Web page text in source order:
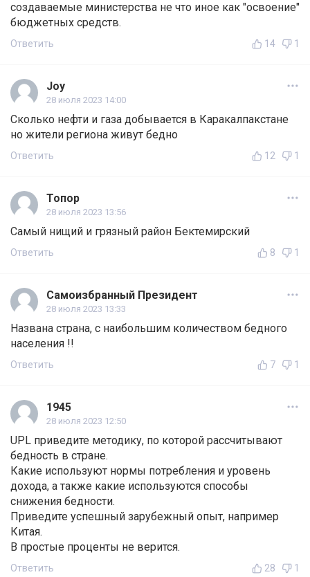
создаваемые министерства не что иное как "освоение"
бюджетных средств.
Ответить 14 1
Joy
28 июля 2023 14:00
Сколько нефти и газа добывается в Каракалпакстане
но жители региона живут бедно
Ответить 12 1
Топор
28 июля 2023 13:56
Самый нищий и грязный район Бектемирский
Ответить 8 1
Самоизбранный Президент
28 июля 2023 13:33
Названа страна, с наибольшим количеством бедного
населения !!
Ответить 7 1
1945
28 июля 2023 12:50
UPL приведите методику, по которой рассчитывают
бедность в стране.
Какие используют нормы потребления и уровень
дохода, а также какие используются способы
снижения бедности.
Приведите успешный зарубежный опыт, например
Китая.
В простые проценты не верится.
Ответить 28 1